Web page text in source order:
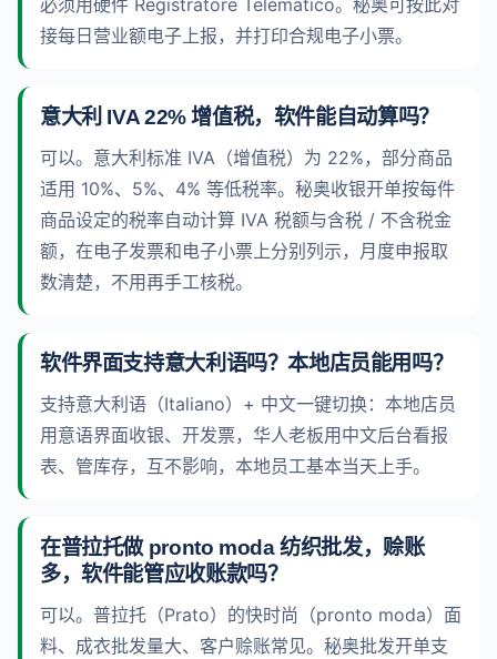
必须用硬件 Registratore Telematico。秘奥可按此对
接每日营业额电子上报，并打印合规电子小票。
意大利 IVA 22% 增值税，软件能自动算吗？
可以。意大利标准 IVA（增值税）为 22%，部分商品
适用 10%、5%、4% 等低税率。秘奥收银开单按每件
商品设定的税率自动计算 IVA 税额与含税 / 不含税金
额，在电子发票和电子小票上分别列示，月度申报取
数清楚，不用再手工核税。
软件界面支持意大利语吗？本地店员能用吗？
支持意大利语（Italiano）+ 中文一键切换：本地店员
用意语界面收银、开发票，华人老板用中文后台看报
表、管库存，互不影响，本地员工基本当天上手。
在普拉托做 pronto moda 纺织批发，赊账
多，软件能管应收账款吗？
可以。普拉托（Prato）的快时尚（pronto moda）面
料、成衣批发量大、客户赊账常见。秘奥批发开单支